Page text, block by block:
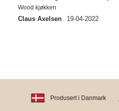
Wood kjøkken
Claus Axelsen 19-04-2022
Produsert i Danmark